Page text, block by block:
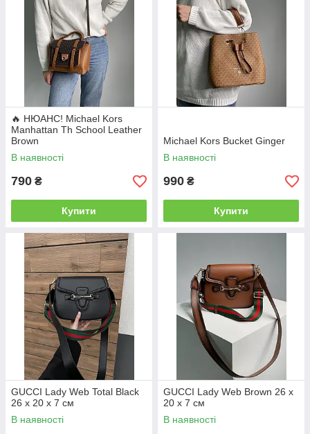
🔥 НЮАНС! Michael Kors
Manhattan Th School Leather
Brown
В наявності
790 ₴
Купити
Michael Kors Bucket Ginger
В наявності
990 ₴
Купити
GUCCI Lady Web Total Black
26 х 20 х 7 см
В наявності
GUCCI Lady Web Brown 26 х
20 х 7 см
В наявності